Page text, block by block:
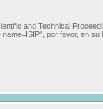
and Technical
por favor, en